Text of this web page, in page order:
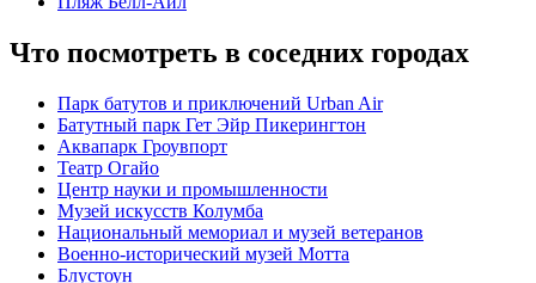
Что посмотреть в соседних городах
Парк батутов и приключений Urban Air
Батутный парк Гет Эйр Пикерингтон
Аквапарк Гроувпорт
Театр Огайо
Центр науки и промышленности
Музей искусств Колумба
Национальный мемориал и музей ветеранов
Военно-исторический музей Мотта
Блустоун